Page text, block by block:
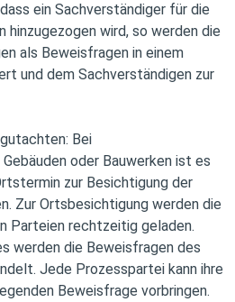
ein Sachverständiger für die
hinzugezogen wird, so werden die
als Beweisfragen in einem
und dem Sachverständigen zur
Bei
oder Bauwerken ist es
zur Besichtigung der
Zur Ortsbesichtigung werden die
Parteien rechtzeitig geladen.
werden die Beweisfragen des
Jede Prozesspartei kann ihre
Beweisfrage vorbringen.